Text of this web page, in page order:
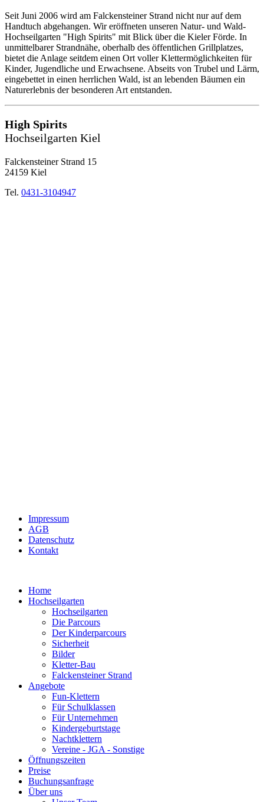
Seit Juni 2006 wird am Falckensteiner Strand nicht nur auf dem
Handtuch abgehangen. Wir eröffneten unseren Natur- und Wald-
Hochseilgarten "High Spirits" mit Blick über die Kieler Förde. In
unmittelbarer Strandnähe, oberhalb des öffentlichen Grillplatzes,
bietet die Anlage seitdem einen Ort voller Klettermöglichkeiten für
Kinder, Jugendliche und Erwachsene. Abseits von Trubel und Lärm,
eingebettet in einen herrlichen Wald, ist an lebenden Bäumen ein
Naturerlebnis der besonderen Art entstanden.
High Spirits
Hochseilgarten Kiel
Falckensteiner Strand 15
24159 Kiel
Tel. 0431-3104947
Impressum
AGB
Datenschutz
Kontakt
Home
Hochseilgarten
Hochseilgarten
Die Parcours
Der Kinderparcours
Sicherheit
Bilder
Kletter-Bau
Falckensteiner Strand
Angebote
Fun-Klettern
Für Schulklassen
Für Unternehmen
Kindergeburtstage
Nachtklettern
Vereine - JGA - Sonstige
Öffnungszeiten
Preise
Buchungsanfrage
Über uns